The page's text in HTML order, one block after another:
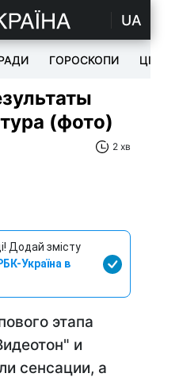
UA
ГОРОСКОПИ ЦІКАВЕ
(фото)
2 хв
Додай змісту
Україна в
этапа
и
сенсации, а